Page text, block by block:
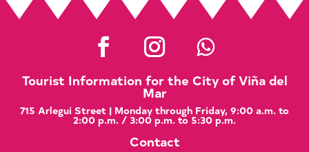
Tourist Information for the City of Viña del
Mar
715 Arlegui Street | Monday through Friday, 9:00 a.m. to
2:00 p.m. / 3:00 p.m. to 5:30 p.m.
Contact